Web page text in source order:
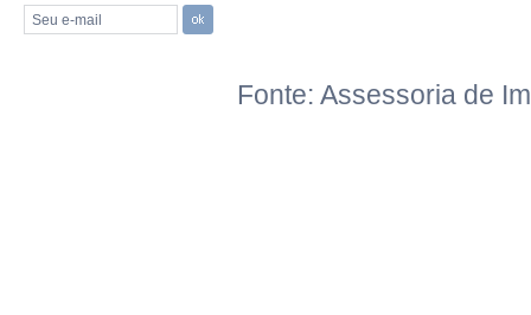
Seu e-mail
Fonte: Assessoria de